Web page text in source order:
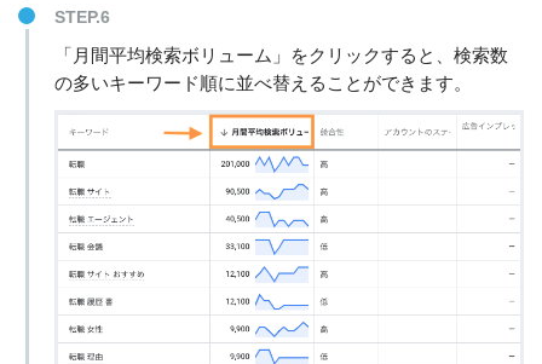
STEP.6
「月間平均検索ボリューム」をクリックすると、検索数
の多いキーワード順に並べ替えることができます。